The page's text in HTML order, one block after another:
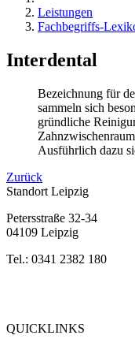
Leistungen
Fachbegriffs-
Interdental
Bezeichnung für
sammeln sich
gründliche
Ausführlich dazu
Zurück
Standort Leipzig
Petersstraße 32-34
04109 Leipzig
Tel.: 0341 2382 180
QUICKLINKS